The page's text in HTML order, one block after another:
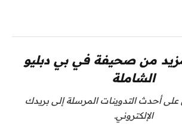
من صحيفة في بي دبليو
الشاملة
أحدث التدوينات المرسلة إلى بريدك
الإلكتروني.